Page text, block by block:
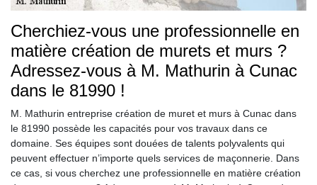
Cherchiez-vous une professionnelle en
matière création de murets et murs ?
Adressez-vous à M. Mathurin à Cunac
dans le 81990 !
M. Mathurin entreprise création de muret et murs à Cunac dans
le 81990 possède les capacités pour vos travaux dans ce
domaine. Ses équipes sont douées de talents polyvalents qui
peuvent effectuer n’importe quels services de maçonnerie. Dans
ce cas, si vous cherchez une professionnelle en matière création